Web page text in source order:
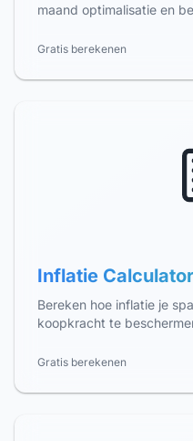
maand optimalisatie en
Gratis berekenen
Inflatie
Bereken hoe inflatie je
koopkracht te
Gratis berekenen